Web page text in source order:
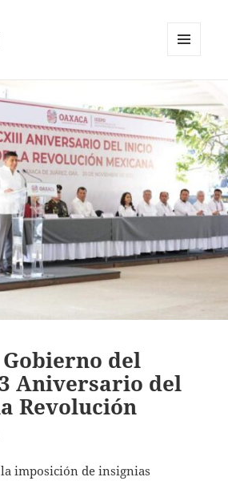
del
Aniversario del
Revolución
imposición de insignias